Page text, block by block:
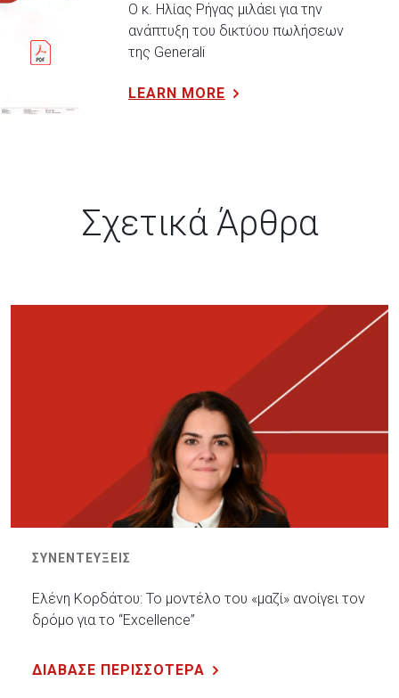
Ο κ. Ηλίας Ρήγας μιλάει για την
ανάπτυξη του δικτύου πωλήσεων
της Generali
LEARN MORE
Σχετικά Άρθρα
ΣΥΝΕΝΤΕΥΞΕΙΣ
Ελένη Κορδάτου: Το μοντέλο του «μαζί» ανοίγει τον
δρόμο για το “Excellence”
ΔΙΑΒΑΣΕ ΠΕΡΙΣΣΟΤΕΡΑ